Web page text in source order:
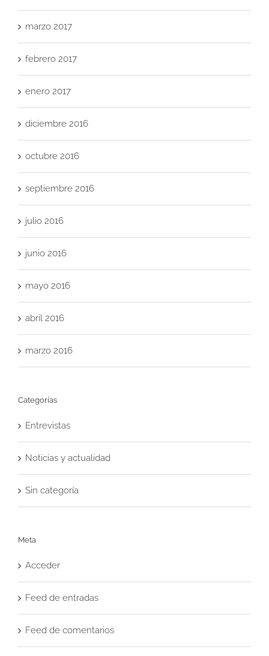
marzo 2017
febrero 2017
enero 2017
diciembre 2016
octubre 2016
septiembre 2016
julio 2016
junio 2016
mayo 2016
abril 2016
marzo 2016
Categorías
Entrevistas
Noticias y actualidad
Sin categoría
Meta
Acceder
Feed de entradas
Feed de comentarios